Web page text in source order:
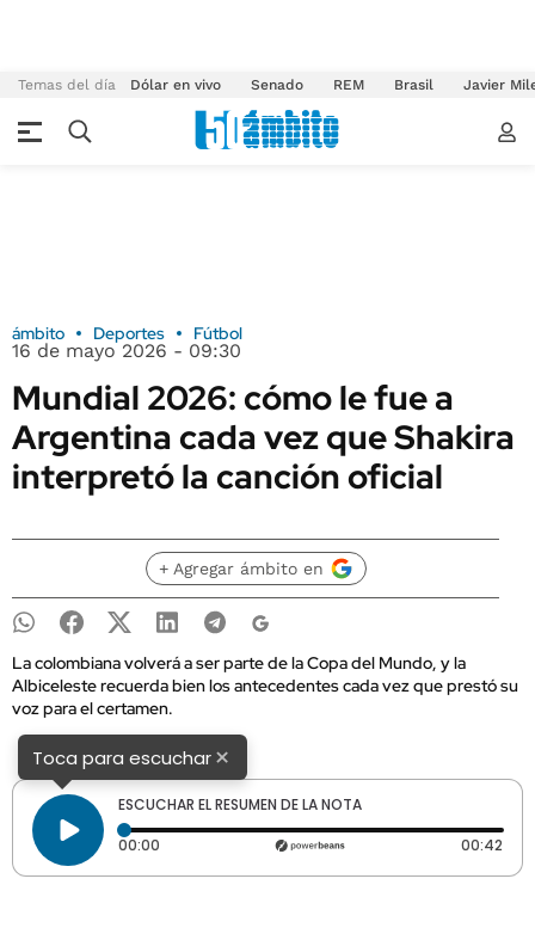
Temas del día Dólar en vivo Senado REM Brasil Javier
ámbito Deportes Fútbol
16 de mayo 2026 - 09:30
Mundial 2026: cómo le fue a
Argentina cada vez que Shakira
interpretó la canción oficial
+ Agregar ámbito en
La colombiana volverá a ser parte de la Copa del Mundo, y la
Albiceleste recuerda bien los antecedentes cada vez que prestó su
voz para el certamen.
Toca para escuchar×
ESCUCHAR EL RESUMEN DE LA NOTA
00:00 Tiempo transcurrido: 0 segundos 00:42